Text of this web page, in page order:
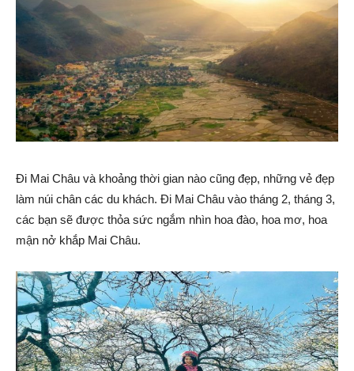
Đi Mai Châu và khoảng thời gian nào cũng đẹp, những vẻ đẹp
làm núi chân các du khách. Đi Mai Châu vào tháng 2, tháng 3,
các bạn sẽ được thỏa sức ngắm nhìn hoa đào, hoa mơ, hoa
mận nở khắp Mai Châu.